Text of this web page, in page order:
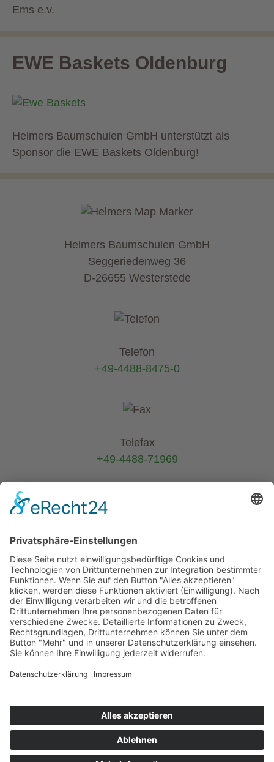
EWE Baskets Oldenburg
Helmers Baumschulen GmbH unterstützt als
Sponsor die EWE Baskets Oldenburg!
Helmers Baumschulen GmbH
Seggeriedenweg 36
D-26655 Westerstede
Telefon
+49-4488-8475-0
Telefax
+49-4488-71969
info@helmers.de
Kein Pflanzenverkauf an Privatkunden-
Verkauf ausschließlich an Pflanzen-
Wiederverkäufer (B2B)
Alle Texte und Fotos sind urheberrechtlich
Verwendung in anderen Medien gestattet.
Impressum Datenschutzerklärung
Cookie-Einstellungen